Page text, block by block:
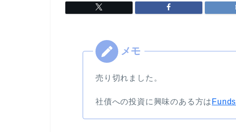
売り切れました。
社債への投資に興味のある方は Funds